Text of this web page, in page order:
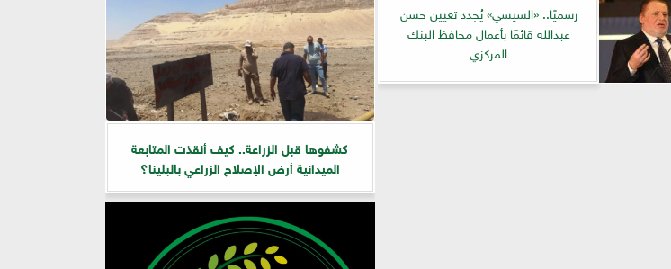
رسميًا.. «السيسي» يُجدد تعيين حسن
عبدالله قائمًا بأعمال محافظ البنك
المركزي
كشفوها قبل الزراعة.. كيف أنقذت المتابعة
الميدانية أرض الإصلاح الزراعي بالبلينا؟